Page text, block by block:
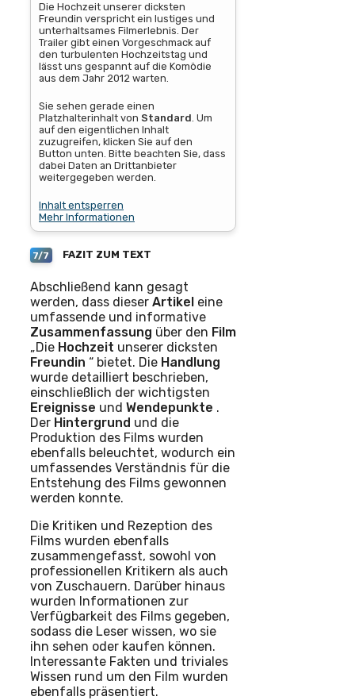
Die Hochzeit unserer dicksten
Freundin verspricht ein lustiges und
unterhaltsames Filmerlebnis. Der
Trailer gibt einen Vorgeschmack auf
den turbulenten Hochzeitstag und
lässt uns gespannt auf die Komödie
aus dem Jahr 2012 warten.
Sie sehen gerade einen
Platzhalterinhalt von Standard. Um
auf den eigentlichen Inhalt
zuzugreifen, klicken Sie auf den
Button unten. Bitte beachten Sie, dass
dabei Daten an Drittanbieter
weitergegeben werden.
Inhalt entsperren
Mehr Informationen
7/7 FAZIT ZUM TEXT
Abschließend kann gesagt
werden, dass dieser Artikel eine
umfassende und informative
Zusammenfassung über den Film
„Die Hochzeit unserer dicksten
Freundin “ bietet. Die Handlung
wurde detailliert beschrieben,
einschließlich der wichtigsten
Ereignisse und Wendepunkte .
Der Hintergrund und die
Produktion des Films wurden
ebenfalls beleuchtet, wodurch ein
umfassendes Verständnis für die
Entstehung des Films gewonnen
werden konnte.
Die Kritiken und Rezeption des
Films wurden ebenfalls
zusammengefasst, sowohl von
professionellen Kritikern als auch
von Zuschauern. Darüber hinaus
wurden Informationen zur
Verfügbarkeit des Films gegeben,
sodass die Leser wissen, wo sie
ihn sehen oder kaufen können.
Interessante Fakten und triviales
Wissen rund um den Film wurden
ebenfalls präsentiert.